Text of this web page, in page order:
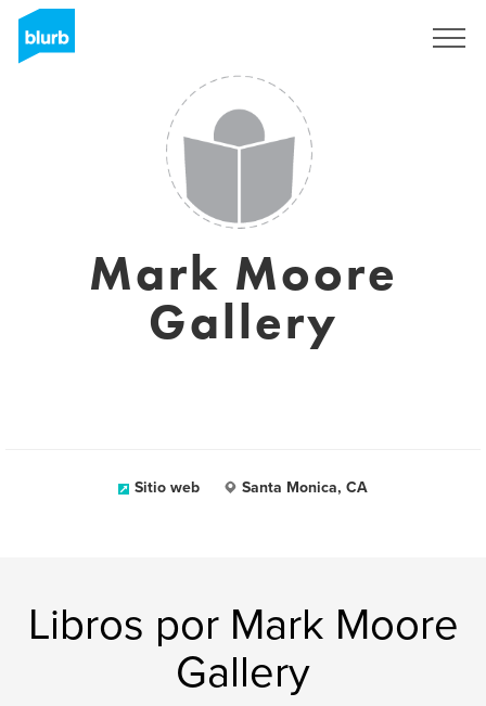
Mark Moore
Gallery
Sitio web Santa Monica, CA
Libros por Mark Moore
Gallery